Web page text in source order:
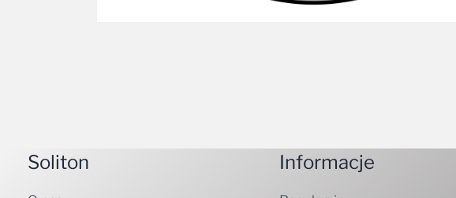
Soliton Informacje